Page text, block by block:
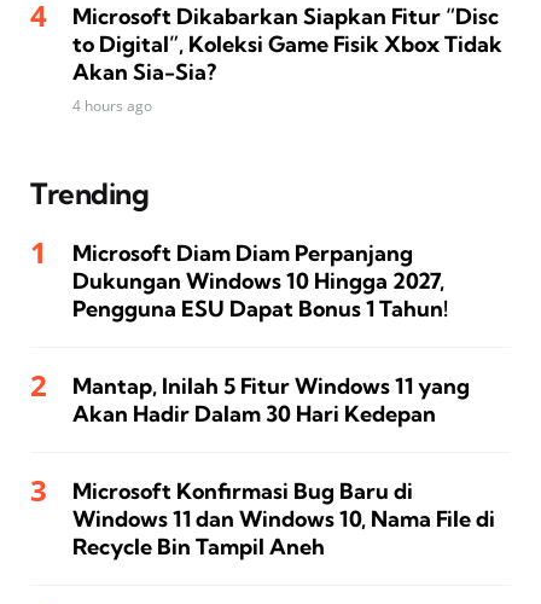
Microsoft Dikabarkan Siapkan Fitur “Disc
to Digital”, Koleksi Game Fisik Xbox Tidak
Akan Sia-Sia?
4 hours ago
Trending
Microsoft Diam Diam Perpanjang
Dukungan Windows 10 Hingga 2027,
Pengguna ESU Dapat Bonus 1 Tahun!
Mantap, Inilah 5 Fitur Windows 11 yang
Akan Hadir Dalam 30 Hari Kedepan
Microsoft Konfirmasi Bug Baru di
Windows 11 dan Windows 10, Nama File di
Recycle Bin Tampil Aneh